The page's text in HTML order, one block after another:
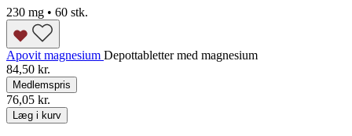
230 mg • 60 stk.
Apovit magnesium Depottabletter med magnesium
84,50 kr.
Medlemspris
76,05 kr.
Læg i kurv